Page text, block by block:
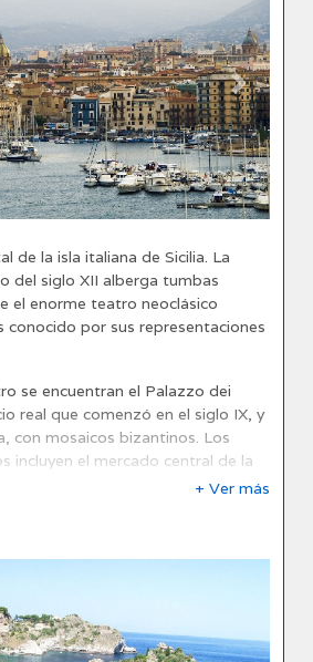
Next
de la isla italiana de Sicilia. La
del siglo XII alberga tumbas
el enorme teatro neoclásico
conocido por sus representaciones
se encuentran el Palazzo dei
real que comenzó en el siglo IX, y
con mosaicos bizantinos. Los
incluyen el mercado central de la
+ Ver más